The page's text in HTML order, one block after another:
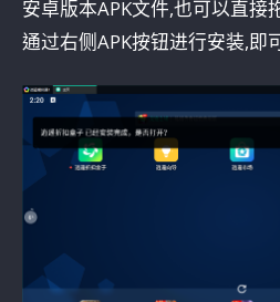
安卓版本APK文件,也可以直接
通过右侧APK按钮进行安装,即